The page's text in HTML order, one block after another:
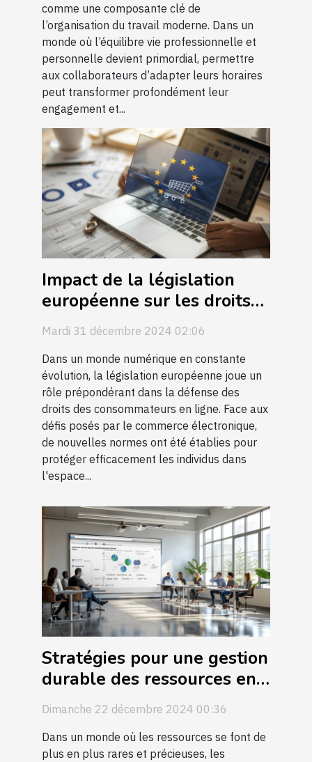
comme une composante clé de
l’organisation du travail moderne. Dans un
monde où l’équilibre vie professionnelle et
personnelle devient primordial, permettre
aux collaborateurs d’adapter leurs horaires
peut transformer profondément leur
engagement et...
Impact de la législation
européenne sur les droits
des consommateurs en
ligne
Mardi 31 décembre 2024 02:06
Dans un monde numérique en constante
évolution, la législation européenne joue un
rôle prépondérant dans la défense des
droits des consommateurs en ligne. Face aux
défis posés par le commerce électronique,
de nouvelles normes ont été établies pour
protéger efficacement les individus dans
l'espace...
Stratégies pour une gestion
durable des ressources en
entreprise
Dimanche 22 décembre 2024 00:36
Dans un monde où les ressources se font de
plus en plus rares et précieuses, les